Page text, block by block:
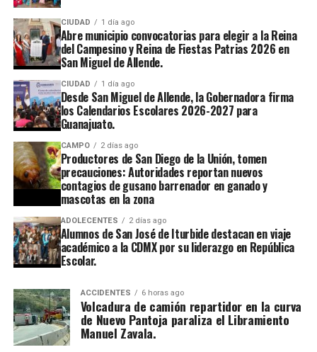
CIUDAD 1 día ago
Abre municipio convocatorias para elegir a la Reina
del Campesino y Reina de Fiestas Patrias 2026 en
San Miguel de Allende.
CIUDAD 1 día ago
Desde San Miguel de Allende, la Gobernadora firma
los Calendarios Escolares 2026-2027 para
Guanajuato.
CAMPO 2 días ago
Productores de San Diego de la Unión, tomen
precauciones: Autoridades reportan nuevos
contagios de gusano barrenador en ganado y
mascotas en la zona
ADOLECENTES 2 días ago
Alumnos de San José de Iturbide destacan en viaje
académico a la CDMX por su liderazgo en República
Escolar.
ACCIDENTES 6 horas ago
Volcadura de camión repartidor en la curva
de Nuevo Pantoja paraliza el Libramiento
Manuel Zavala.